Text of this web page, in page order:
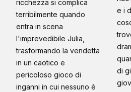
ricchezza si complica
terribilmente quando
entra in scena
l'imprevedibile Julia,
trasformando la vendetta
in un caotico e
pericoloso gioco di
inganni in cui nessuno è
e i
di